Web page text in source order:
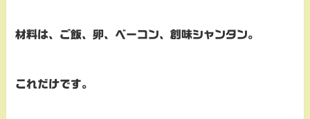
材料は、ご飯、卵、ベーコン、創味シャンタン。
これだけです。